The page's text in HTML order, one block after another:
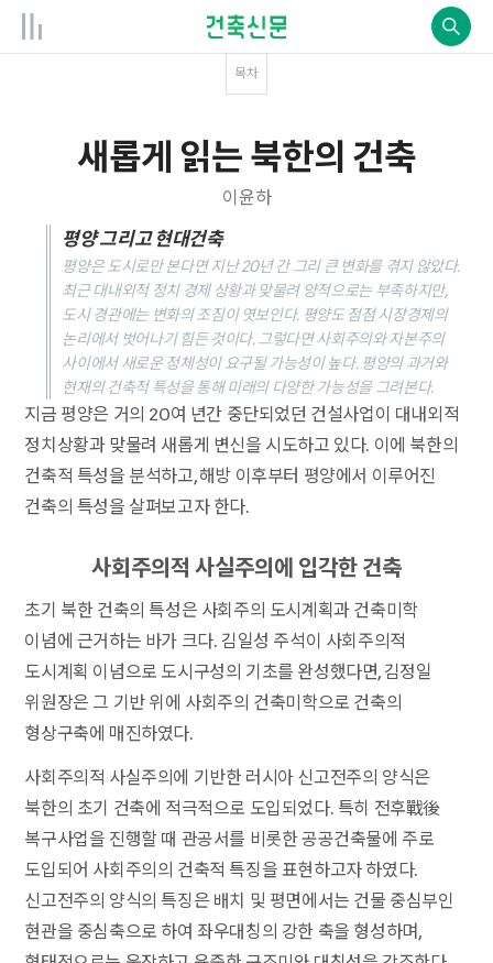
목차
새롭게 읽는 북한의 건축
이윤하
평양 그리고 현대건축
평양은 도시로만 본다면 지난 20년 간 그리 큰 변화를 겪지 않았다.
최근 대내외적 정치 경제 상황과 맞물려 양적으로는 부족하지만,
도시 경관에는 변화의 조짐이 엿보인다. 평양도 점점 시장경제의
논리에서 벗어나기 힘든 것이다. 그렇다면 사회주의와 자본주의
사이에서 새로운 정체성이 요구될 가능성이 높다. 평양의 과거와
현재의 건축적 특성을 통해 미래의 다양한 가능성을 그려본다.
지금 평양은 거의 20여 년간 중단되었던 건설사업이 대내외적
정치상황과 맞물려 새롭게 변신을 시도하고 있다. 이에 북한의
건축적 특성을 분석하고, 해방 이후부터 평양에서 이루어진
건축의 특성을 살펴보고자 한다.
사회주의적 사실주의에 입각한 건축
초기 북한 건축의 특성은 사회주의 도시계획과 건축미학
이념에 근거하는 바가 크다. 김일성 주석이 사회주의적
도시계획 이념으로 도시구성의 기초를 완성했다면, 김정일
위원장은 그 기반 위에 사회주의 건축미학으로 건축의
형상구축에 매진하였다.
사회주의적 사실주의에 기반한 러시아 신고전주의 양식은
북한의 초기 건축에 적극적으로 도입되었다. 특히 전후戰後
복구사업을 진행할 때 관공서를 비롯한 공공건축물에 주로
도입되어 사회주의의 건축적 특징을 표현하고자 하였다.
신고전주의 양식의 특징은 배치 및 평면에서는 건물 중심부인
현관을 중심축으로 하여 좌우대칭의 강한 축을 형성하며,